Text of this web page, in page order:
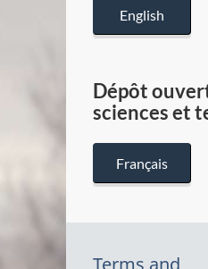
English
Dépôt
sciences et
Français
Terms and